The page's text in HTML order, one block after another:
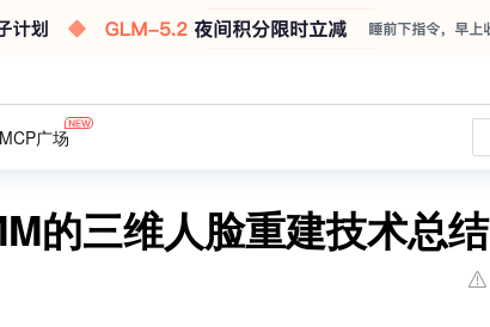
MCP广场
的三维人脸重建技术总结